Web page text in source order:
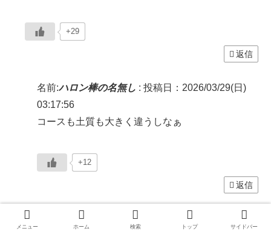
+29
返信
名前:ハロン棒の名無し : 投稿日：2026/03/29(日)
03:17:56
コースも土質も大きく違うしなぁ
+12
返信
ハロン棒の名無し
投稿日：2026/03/29(日)
メニュー ホーム 検索 トップ サイドバー